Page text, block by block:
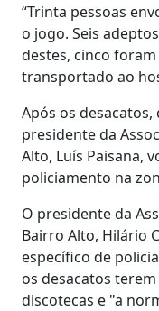
“Trinta pessoas
o jogo. Seis
destes, cinco
transportado ao
Após os
presidente da
Alto, Luís Paisana,
policiamento na
O presidente da
Bairro Alto, Hilário
específico de
os desacatos
discotecas e "a